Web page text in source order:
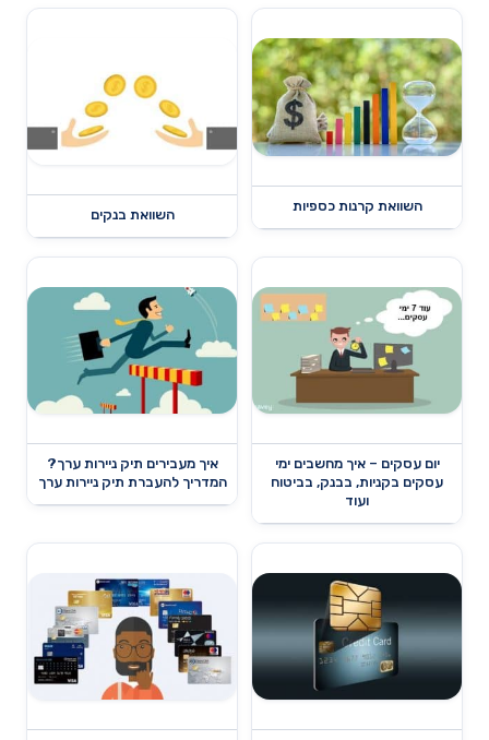
השוואת קרנות כספיות
השוואת בנקים
יום עסקים – איך מחשבים ימי
עסקים בקניות, בבנק, בביטוח
ועוד
איך מעבירים תיק ניירות ערך?
המדריך להעברת תיק ניירות ערך